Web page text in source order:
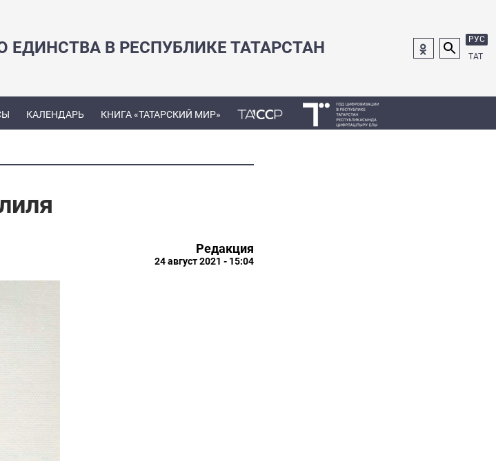
В РЕСПУБЛИКЕ ТАТАРСТАН
РУС
ТАТ
КАЛЕНДАРЬ КНИГА «ТАТАРСКИЙ МИР»
Редакция
24 август 2021 - 15:04